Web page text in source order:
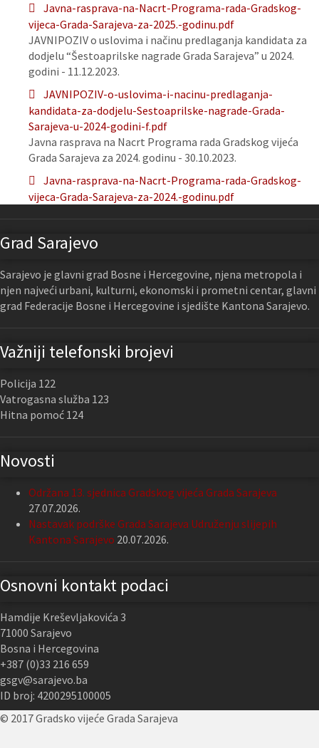
Javna-rasprava-na-Nacrt-Programa-rada-Gradskog-
vijeca-Grada-Sarajeva-za-2025.-godinu.pdf
JAVNIPOZIV o uslovima i načinu predlaganja kandidata za
dodjelu “Šestoaprilske nagrade Grada Sarajeva” u 2024.
godini - 11.12.2023.
JAVNIPOZIV-o-uslovima-i-nacinu-predlaganja-
kandidata-za-dodjelu-Sestoaprilske-nagrade-Grada-
Sarajeva-u-2024-godini-f.pdf
Javna rasprava na Nacrt Programa rada Gradskog vijeća
Grada Sarajeva za 2024. godinu - 30.10.2023.
Javna-rasprava-na-Nacrt-Programa-rada-Gradskog-
vijeca-Grada-Sarajeva-za-2024.-godinu.pdf
Grad Sarajevo
Sarajevo je glavni grad Bosne i Hercegovine, njena metropola i
njen najveći urbani, kulturni, ekonomski i prometni centar, glavni
grad Federacije Bosne i Hercegovine i sjedište Kantona Sarajevo.
Važniji telefonski brojevi
Policija 122
Vatrogasna služba 123
Hitna pomoć 124
Novosti
Održana 13. sjednica Gradskog vijeća Grada Sarajeva
27.07.2026.
Nastavak podrške Grada Sarajeva Udruženju slijepih
Kantona Sarajevo 20.07.2026.
Osnovni kontakt podaci
Hamdije Kreševljakovića 3
71000 Sarajevo
Bosna i Hercegovina
+387 (0)33 216 659
gsgv@sarajevo.ba
ID broj: 4200295100005
© 2017 Gradsko vijeće Grada Sarajeva